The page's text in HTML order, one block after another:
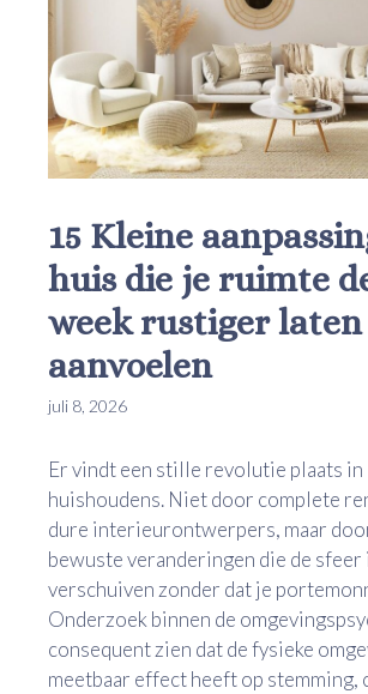
15 Kleine
huis die je ruimte
week rustiger laten
aanvoelen
juli 8, 2026
Er vindt een stille revolutie plaats
huishoudens. Niet door complete
dure interieurontwerpers, maar
bewuste veranderingen die de sfeer
verschuiven zonder dat je
Onderzoek binnen de
consequent zien dat de fysieke
meetbaar effect heeft op stemming,